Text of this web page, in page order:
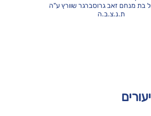
בת מנחם זאב גרוסברגר שוורץ ע"ה
ת.נ.צ.ב.ה